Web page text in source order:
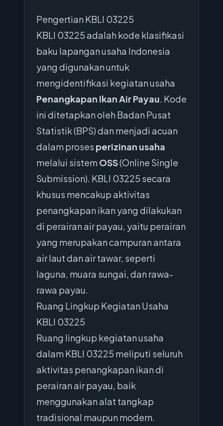
Pengertian KBLI 03225
KBLI 03225 adalah kode klasifikasi
baku lapangan usaha Indonesia
yang digunakan untuk
mengidentifikasi kegiatan usaha
Penangkapan Ikan Air Payau. Kode
ini ditetapkan oleh Badan Pusat
Statistik (BPS) dan menjadi acuan
dalam proses perizinan usaha
melalui sistem OSS(Online Single
Submission). KBLI 03225 secara
khusus mencakup aktivitas
penangkapan ikan yang dilakukan
di perairan air payau, yaitu perairan
yang merupakan campuran antara
air laut dan air tawar, seperti
laguna, muara sungai, dan rawa-
rawa payau.
Ruang Lingkup Kegiatan Usaha
KBLI 03225
Ruang lingkup kegiatan usaha
dalam KBLI 03225 meliputi seluruh
aktivitas penangkapan ikan di
perairan air payau, baik
menggunakan alat tangkap
tradisional maupun modern.